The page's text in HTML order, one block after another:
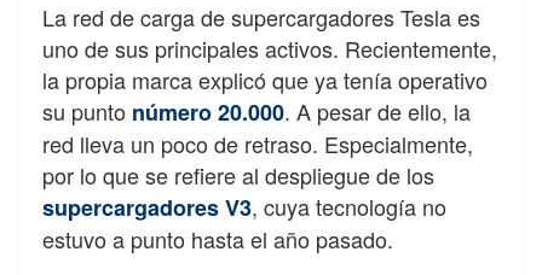
La red de carga de supercargadores Tesla es
uno de sus principales activos. Recientemente,
la propia marca explicó que ya tenía operativo
su punto número 20.000. A pesar de ello, la
red lleva un poco de retraso. Especialmente,
por lo que se refiere al despliegue de los
supercargadoresV3, cuya tecnología no
estuvo a punto hasta el año pasado.